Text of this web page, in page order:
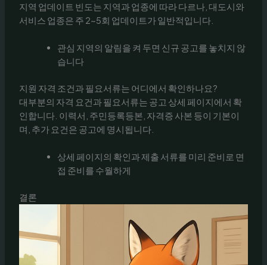
지역 업데이트 빈도는 지역과 업종에 따라 다르나, 대도시와
서비스 업종은 주 2~5회 업데이트가 일반적입니다.
관심 지역의 알림을 켜 두면 신규 공고를 놓치지 않
습니다
지원 자격 조건과 필요서류는 어디에서 확인하나요?
대부분의 자격 요건과 필요서류는 공고 상세 페이지에서 확
인합니다. 이력서, 주민등록등본, 자격증 사본 등이 기본이
며, 추가 요건은 공고에 명시됩니다.
상세 페이지의 확인과 제출 서류를 미리 준비로 면
접 준비를 수월하게
결론